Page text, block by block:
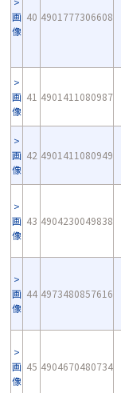
画
像
40 4901777306608
画
像
41 4901411080987
画
像
42 4901411080949
画
像
43 4904230049838
画
像
44 4973480857616
画
像
45 4904670480734